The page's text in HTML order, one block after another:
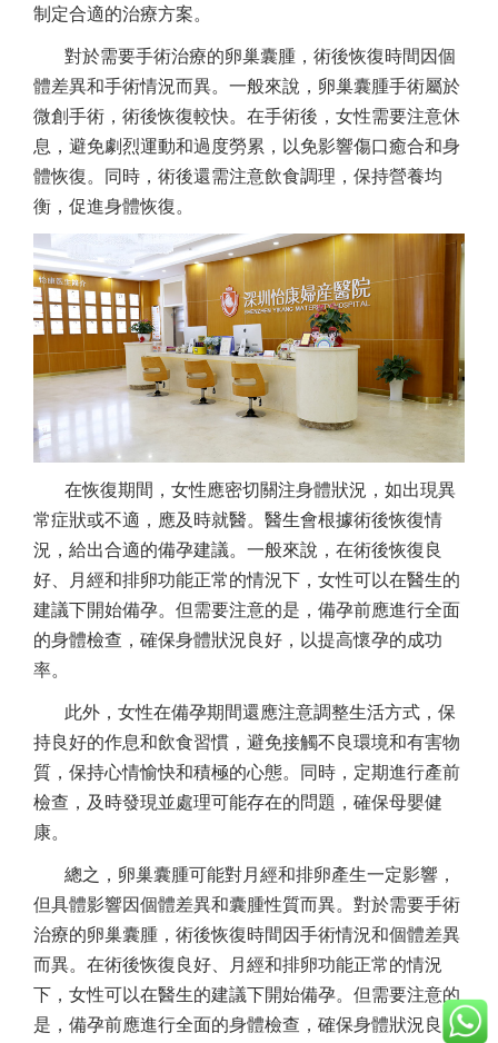
制定合適的治療方案。
對於需要手術治療的卵巢囊腫，術後恢復時間因個
體差異和手術情況而異。一般來說，卵巢囊腫手術屬於
微創手術，術後恢復較快。在手術後，女性需要注意休
息，避免劇烈運動和過度勞累，以免影響傷口癒合和身
體恢復。同時，術後還需注意飲食調理，保持營養均
衡，促進身體恢復。
在恢復期間，女性應密切關注身體狀況，如出現異
常症狀或不適，應及時就醫。醫生會根據術後恢復情
況，給出合適的備孕建議。一般來說，在術後恢復良
好、月經和排卵功能正常的情況下，女性可以在醫生的
建議下開始備孕。但需要注意的是，備孕前應進行全面
的身體檢查，確保身體狀況良好，以提高懷孕的成功
率。
此外，女性在備孕期間還應注意調整生活方式，保
持良好的作息和飲食習慣，避免接觸不良環境和有害物
質，保持心情愉快和積極的心態。同時，定期進行產前
檢查，及時發現並處理可能存在的問題，確保母嬰健
康。
總之，卵巢囊腫可能對月經和排卵產生一定影響，
但具體影響因個體差異和囊腫性質而異。對於需要手術
治療的卵巢囊腫，術後恢復時間因手術情況和個體差異
而異。在術後恢復良好、月經和排卵功能正常的情況
下，女性可以在醫生的建議下開始備孕。但需要注意的
是，備孕前應進行全面的身體檢查，確保身體狀況良